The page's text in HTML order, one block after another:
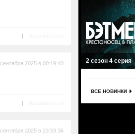
|
2025 в 00:19:40
|
2025 в 23:59:36
2 сезон 4 серия
ВСЕ НОВИНКИ